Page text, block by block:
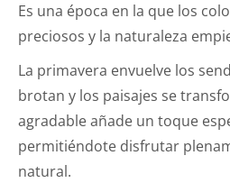
Es una época en la que los
preciosos y la naturaleza
La primavera envuelve los
brotan y los paisajes se
agradable añade un toque
permitiéndote disfrutar
natural.